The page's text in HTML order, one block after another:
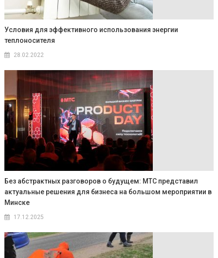
Условия для эффективного использования энергии
теплоносителя
28.02.2022
Без абстрактных разговоров о будущем: МТС представил
актуальные решения для бизнеса на большом мероприятии в
Минске
17.12.2025